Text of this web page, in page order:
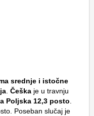
srednje i istočne
Češka je u travnju
Poljska 12,3 posto
Poseban slučaj je